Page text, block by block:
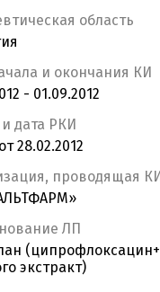
область
и окончания КИ
- 01.09.2012
дата РКИ
28.02.2012
проводящая КИ
ЛП
экстракт)